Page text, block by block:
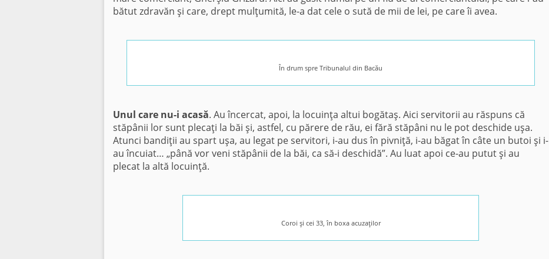
bătut zdravăn şi care, drept mulţumită, le-a dat cele o sută de mii de lei, pe care îi avea.
În drum spre Tribunalul din Bacău
Unul care nu-i acasă. Au încercat, apoi, la locuinţa altui bogătaş. Aici servitorii au răspuns că
stăpânii lor sunt plecaţi la băi şi, astfel, cu părere de rău, ei fără stăpâni nu le pot deschide uşa.
Atunci bandiţii au spart uşa, au legat pe servitori, i-au dus în pivniţă, i-au băgat în câte un butoi şi i-
au încuiat… „până vor veni stăpânii de la băi, ca să-i deschidă”. Au luat apoi ce-au putut şi au
plecat la altă locuinţă.
Coroi şi cei 33, în boxa acuzaţilor